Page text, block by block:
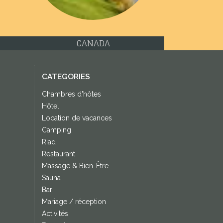
ETATS UNIS
CATEGORIES
Chambres d'hôtes
Hôtel
Location de vacances
Camping
Riad
Restaurant
Massage & Bien-Être
Sauna
Bar
Mariage / réception
Activités